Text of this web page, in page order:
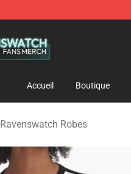
Accueil Boutique
Ravenswatch Robes